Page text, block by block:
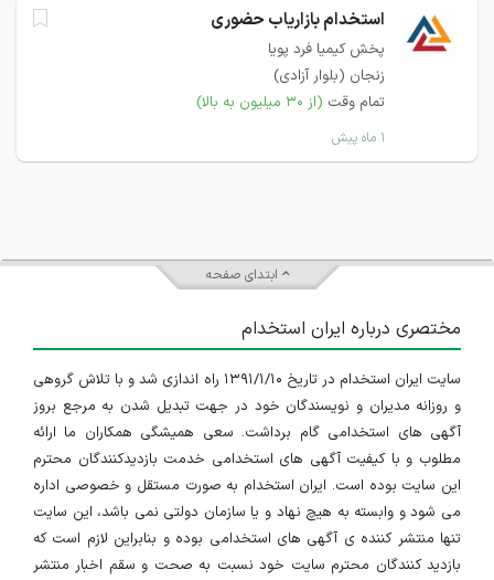
استخدام بازاریاب حضوری
پخش کیمیا فرد پویا
زنجان (بلوار آزادی)
تمام وقت (از ۳۰ میلیون به بالا)
۱ ماه پیش
ابتدای صفحه
مختصری درباره ایران استخدام
سایت ایران استخدام در تاریخ ۱۳۹۱/۱/۱۰ راه اندازی شد و با تلاش گروهی
و روزانه مدیران و نویسندگان خود در جهت تبدیل شدن به مرجع بروز
آگهی های استخدامی گام برداشت. سعی همیشگی همکاران ما ارائه
مطلوب و با کیفیت آگهی های استخدامی خدمت بازدیدکنندگان محترم
این سایت بوده است. ایران استخدام به صورت مستقل و خصوصی اداره
می شود و وابسته به هیچ نهاد و یا سازمان دولتی نمی باشد، این سایت
تنها منتشر کننده ی آگهی های استخدامی بوده و بنابراین لازم است که
بازدید کنندگان محترم سایت خود نسبت به صحت و سقم اخبار منتشر